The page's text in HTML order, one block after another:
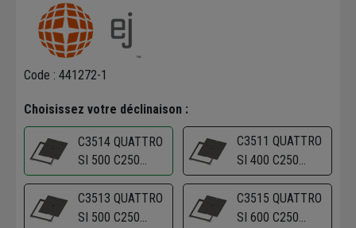
Code : 441272-1
Choisissez votre déclinaison :
C3514 QUATTRO
SI 500 C250
NF:GD.EP
C3511 QUATTRO
SI 400 C250
NF:GD.EU
C3513 QUATTRO
SI 500 C250
C3515 QUATTRO
SI 600 C250